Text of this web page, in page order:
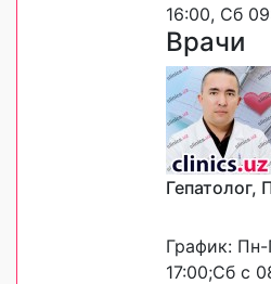
16:00, Сб
Врачи
Гепатолог,
График:
17:00;Сб с